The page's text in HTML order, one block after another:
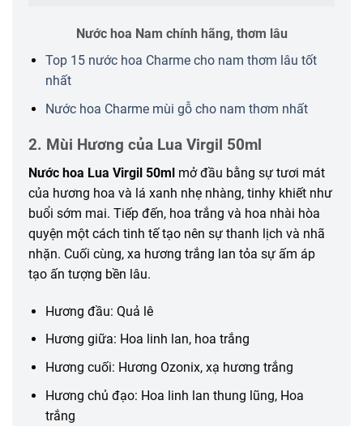
Nước hoa Nam chính hãng, thơm lâu
Top 15 nước hoa Charme cho nam thơm lâu tốt
nhất
Nước hoa Charme mùi gỗ cho nam thơm nhất
2. Mùi Hương của Lua Virgil 50ml
Nước hoa Lua Virgil 50ml mở đầu bằng sự tươi mát
của hương hoa và lá xanh nhẹ nhàng, tinhy khiết như
buổi sớm mai. Tiếp đến, hoa trắng và hoa nhài hòa
quyện một cách tinh tế tạo nên sự thanh lịch và nhã
nhặn. Cuối cùng, xa hương trắng lan tỏa sự ấm áp
tạo ấn tượng bền lâu.
Hương đầu: Quả lê
Hương giữa: Hoa linh lan, hoa trắng
Hương cuối: Hương Ozonix, xạ hương trắng
Hương chủ đạo: Hoa linh lan thung lũng, Hoa
trắng